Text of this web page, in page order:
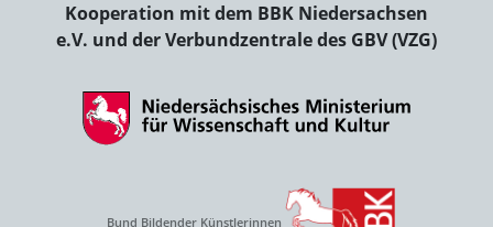
Kooperation mit dem BBK Niedersachsen
e.V. und der Verbundzentrale des GBV (VZG)
Bund Bildender Künstlerinnen